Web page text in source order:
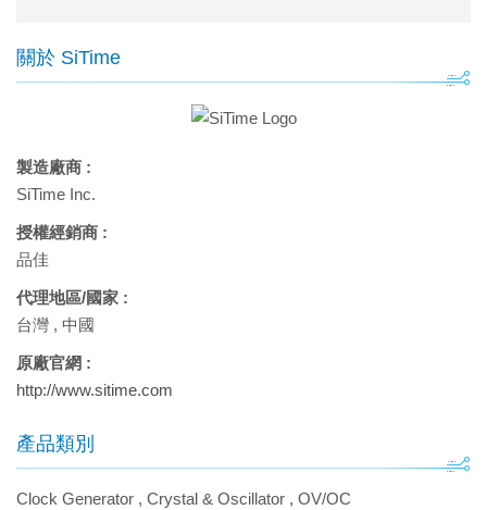
關於 SiTime
製造廠商 :
SiTime Inc.
授權經銷商 :
品佳
代理地區/國家 :
台灣 , 中國
原廠官網 :
http://www.sitime.com
產品類別
Clock Generator , Crystal & Oscillator , OV/OC